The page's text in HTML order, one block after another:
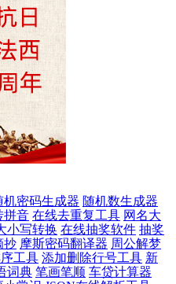
机密码生成器 随机数生成器
拼音 在线去重复工具 网名大
小写转换 在线抽奖软件 抽奖
抄 摩斯密码翻译器 周公解梦
工具 添加删除行号工具 新
词典 笔画笔顺 车贷计算器